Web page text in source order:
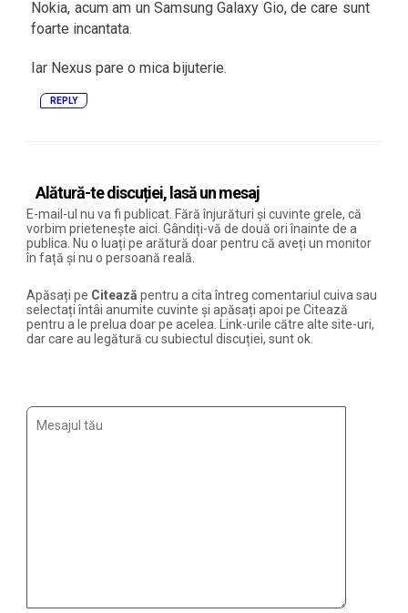
Nokia, acum am un Samsung Galaxy Gio, de care sunt
foarte incantata.
Iar Nexus pare o mica bijuterie.
REPLY
Alătură-te discuției, lasă un mesaj
E-mail-ul nu va fi publicat. Fără înjurături și cuvinte grele, că
vorbim prietenește aici. Gândiți-vă de două ori înainte de a
publica. Nu o luați pe arătură doar pentru că aveți un monitor
în față și nu o persoană reală.
Apăsați pe Citează pentru a cita întreg comentariul cuiva sau
selectați întâi anumite cuvinte și apăsați apoi pe Citează
pentru a le prelua doar pe acelea. Link-urile către alte site-uri,
dar care au legătură cu subiectul discuției, sunt ok.